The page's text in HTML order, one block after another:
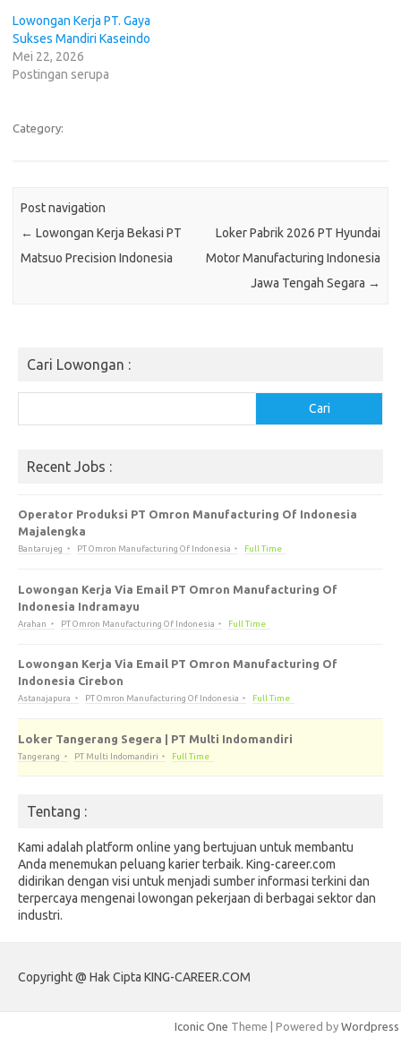
Lowongan Kerja PT. Gaya
Sukses Mandiri Kaseindo
Mei 22, 2026
Postingan serupa
Category:
Post navigation
← Lowongan Kerja Bekasi PT
Matsuo Precision Indonesia
Loker Pabrik 2026 PT Hyundai
Motor Manufacturing Indonesia
Jawa Tengah Segara →
Cari Lowongan :
Cari
Recent Jobs :
Operator Produksi PT Omron Manufacturing Of Indonesia
Majalengka
Bantarujeg PT Omron Manufacturing Of Indonesia Full Time
Lowongan Kerja Via Email PT Omron Manufacturing Of
Indonesia Indramayu
Arahan PT Omron Manufacturing Of Indonesia Full Time
Lowongan Kerja Via Email PT Omron Manufacturing Of
Indonesia Cirebon
Astanajapura PT Omron Manufacturing Of Indonesia Full Time
Loker Tangerang Segera | PT Multi Indomandiri
Tangerang PT Multi Indomandiri Full Time
Tentang :
Kami adalah platform online yang bertujuan untuk membantu
Anda menemukan peluang karier terbaik. King-career.com
didirikan dengan visi untuk menjadi sumber informasi terkini dan
terpercaya mengenai lowongan pekerjaan di berbagai sektor dan
industri.
Copyright @ Hak Cipta KING-CAREER.COM
Iconic One Theme | Powered by Wordpress